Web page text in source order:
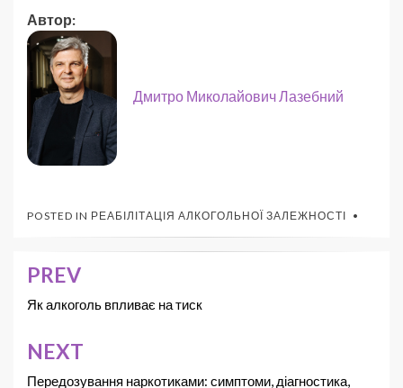
Автор:
Дмитро Миколайович Лазебний
POSTED IN РЕАБІЛІТАЦІЯ АЛКОГОЛЬНОЇ ЗАЛЕЖНОСТІ
PREV
Як алкоголь впливає на тиск
NEXT
Передозування наркотиками: симптоми, діагностика,